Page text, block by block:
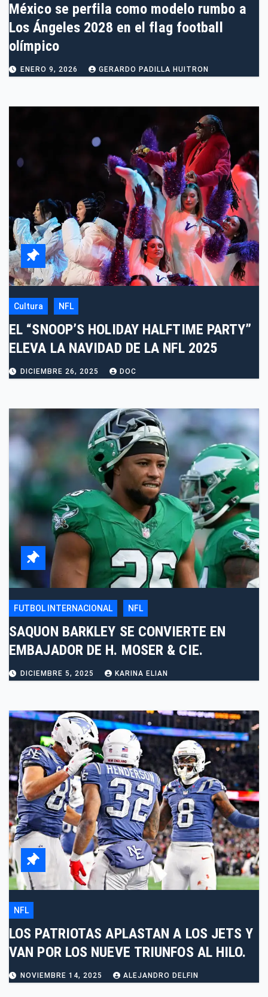
México se perfila como modelo rumbo a
Los Ángeles 2028 en el flag football
olímpico
ENERO 9, 2026 GERARDO PADILLA HUITRON
Cultura NFL
EL “SNOOP’S HOLIDAY HALFTIME PARTY”
ELEVA LA NAVIDAD DE LA NFL 2025
DICIEMBRE 26, 2025 DOC
FUTBOL INTERNACIONAL NFL
SAQUON BARKLEY SE CONVIERTE EN
EMBAJADOR DE H. MOSER & CIE.
DICIEMBRE 5, 2025 KARINA ELIAN
NFL
LOS PATRIOTAS APLASTAN A LOS JETS Y
VAN POR LOS NUEVE TRIUNFOS AL HILO.
NOVIEMBRE 14, 2025 ALEJANDRO DELFIN